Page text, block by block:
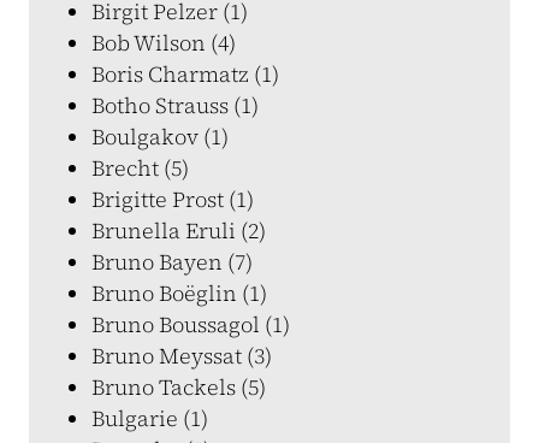
Birgit Pelzer (1)
Bob Wilson (4)
Boris Charmatz (1)
Botho Strauss (1)
Boulgakov (1)
Brecht (5)
Brigitte Prost (1)
Brunella Eruli (2)
Bruno Bayen (7)
Bruno Boëglin (1)
Bruno Boussagol (1)
Bruno Meyssat (3)
Bruno Tackels (5)
Bulgarie (1)